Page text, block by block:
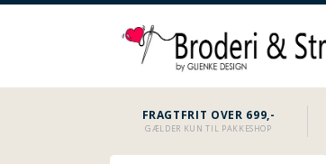
FRAGTFRIT OVER 699,-
GÆLDER KUN TIL PAKKESHOP